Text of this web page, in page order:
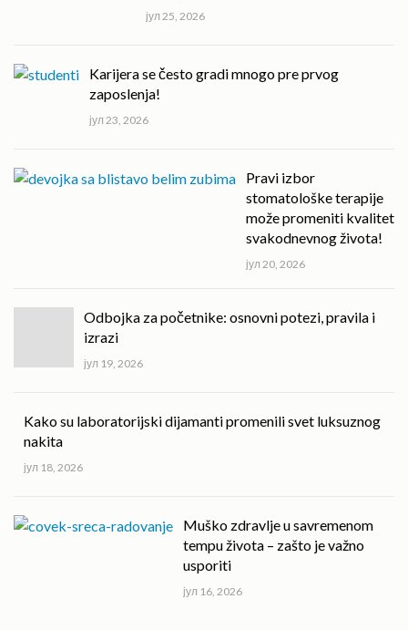
јул 25, 2026
Karijera se često gradi mnogo pre prvog
zaposlenja!
јул 23, 2026
Pravi izbor
stomatološke terapije
može promeniti kvalitet
svakodnevnog života!
јул 20, 2026
Odbojka za početnike: osnovni potezi, pravila i
izrazi
јул 19, 2026
Kako su laboratorijski dijamanti promenili svet luksuznog
nakita
јул 18, 2026
Muško zdravlje u savremenom
tempu života – zašto je važno
usporiti
јул 16, 2026